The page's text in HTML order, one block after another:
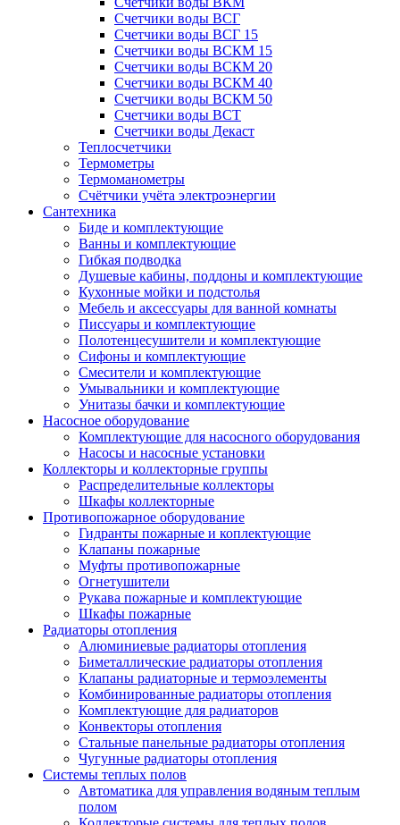
Счетчики воды ВСГ
Счетчики воды ВСГ 15
Счетчики воды ВСКМ 15
Счетчики воды ВСКМ 20
Счетчики воды ВСКМ 40
Счетчики воды ВСКМ 50
Счетчики воды ВСТ
Счетчики воды Декаст
Теплосчетчики
Термометры
Термоманометры
Счётчики учёта электроэнергии
Сантехника
Биде и комплектующие
Ванны и комплектующие
Гибкая подводка
Душевые кабины, поддоны и комплектующие
Кухонные мойки и подстолья
Мебель и аксессуары для ванной комнаты
Писсуары и комплектующие
Полотенцесушители и комплектующие
Сифоны и комплектующие
Смесители и комплектующие
Умывальники и комплектующие
Унитазы бачки и комплектующие
Насосное оборудование
Комплектующие для насосного оборудования
Насосы и насосные установки
Коллекторы и коллекторные группы
Распределительные коллекторы
Шкафы коллекторные
Противопожарное оборудование
Гидранты пожарные и коплектующие
Клапаны пожарные
Муфты противопожарные
Огнетушители
Рукава пожарные и комплектующие
Шкафы пожарные
Радиаторы отопления
Алюминиевые радиаторы отопления
Биметаллические радиаторы отопления
Клапаны радиаторные и термоэлементы
Комбинированные радиаторы отопления
Комплектующие для радиаторов
Конвекторы отопления
Стальные панельные радиаторы отопления
Чугунные радиаторы отопления
Системы теплых полов
Автоматика для управления водяным теплым
полом